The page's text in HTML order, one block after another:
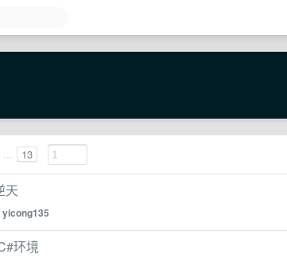
... 13
天
yicong135
环境